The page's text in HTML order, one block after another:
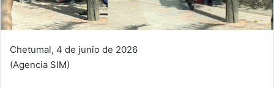
Chetumal, 4 de junio de 2026
(Agencia SIM)